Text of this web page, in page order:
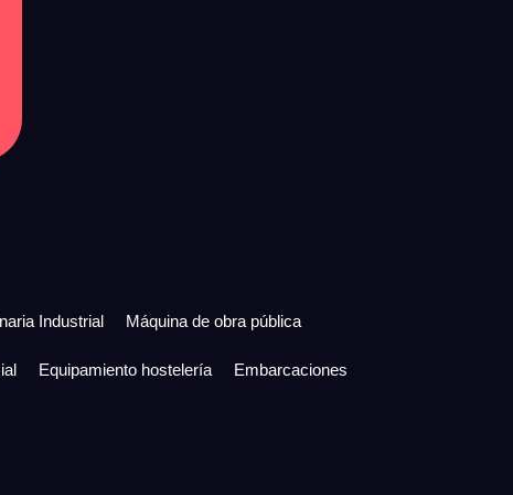
Industrial Máquina de obra pública
Equipamiento hostelería Embarcaciones